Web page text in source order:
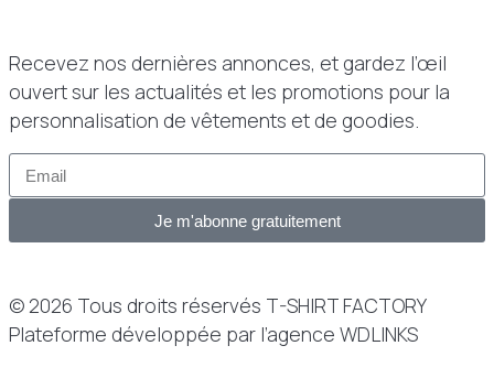
Recevez nos dernières annonces, et gardez l’œil
ouvert sur les actualités et les promotions pour la
personnalisation de vêtements et de goodies.
Je m'abonne gratuitement
© 2026 Tous droits réservés T-SHIRT FACTORY
Plateforme développée par l’agence WDLINKS